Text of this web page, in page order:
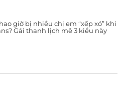
giờ bị nhiều chị em “xếp xó” khi
Gái thanh lịch mê 3 kiểu này